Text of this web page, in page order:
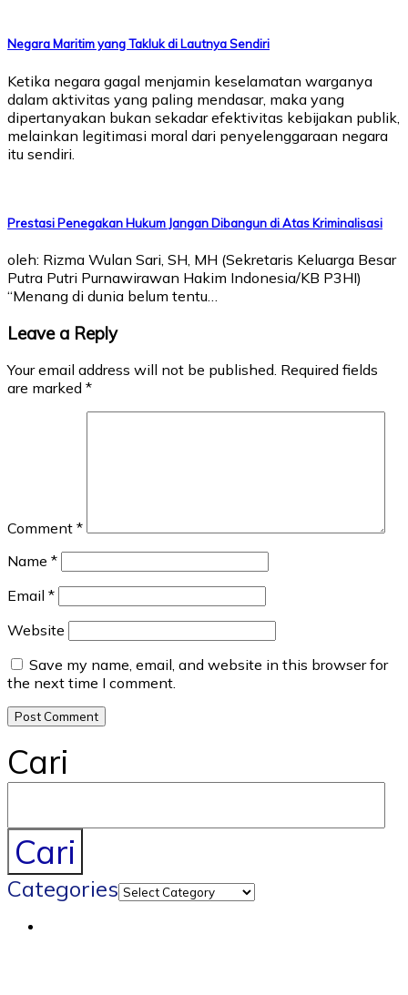
Negara Maritim yang Takluk di Lautnya Sendiri
Ketika negara gagal menjamin keselamatan warganya
dalam aktivitas yang paling mendasar, maka yang
dipertanyakan bukan sekadar efektivitas kebijakan publik,
melainkan legitimasi moral dari penyelenggaraan negara
itu sendiri.
Prestasi Penegakan Hukum Jangan Dibangun di Atas Kriminalisasi
oleh: Rizma Wulan Sari, SH, MH (Sekretaris Keluarga Besar
Putra Putri Purnawirawan Hakim Indonesia/KB P3HI)
“Menang di dunia belum tentu…
Leave a Reply
Your email address will not be published. Required fields
are marked *
Comment *
Name *
Email *
Website
Save my name, email, and website in this browser for
the next time I comment.
Cari
Cari
Categories